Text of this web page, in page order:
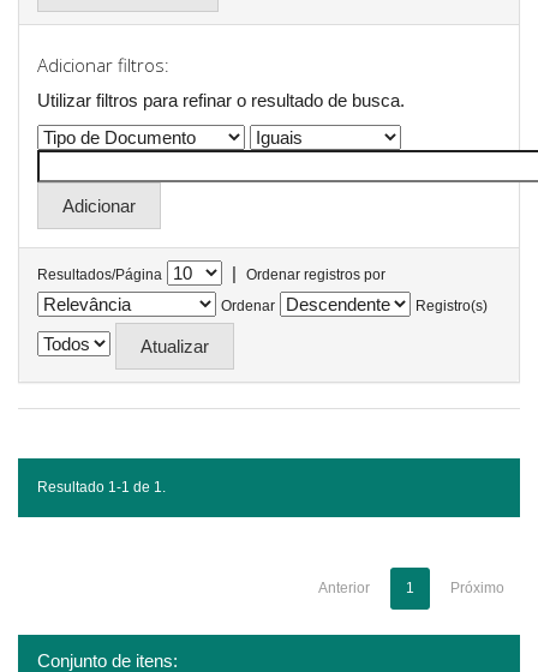
Adicionar filtros:
Utilizar filtros para refinar o resultado de busca.
Resultados/Página |
Ordenar registros por
Ordenar
Registro(s)
Resultado 1-1 de 1.
Anterior 1 Próximo
Conjunto de itens: